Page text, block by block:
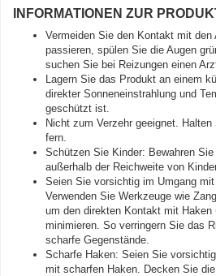
INFORMATIONEN ZUR
Vermeiden Sie den Kontakt mit
passieren, spülen Sie die Augen
suchen Sie bei Reizungen einen
Lagern Sie das Produkt an einem
direkter Sonneneinstrahlung und
geschützt ist.
Nicht zum Verzehr geeignet.
fern.
Schützen Sie Kinder: Bewahren
außerhalb der Reichweite von
Seien Sie vorsichtig im Umgang
Verwenden Sie Werkzeuge wie
um den direkten Kontakt mit Haken
minimieren. So verringern Sie das
scharfe Gegenstände.
Scharfe Haken: Seien Sie
mit scharfen Haken. Decken Sie